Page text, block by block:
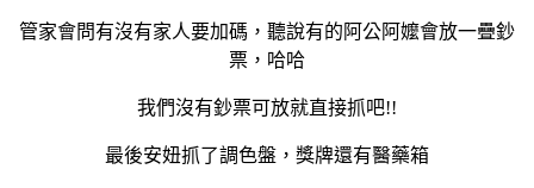
管家會問有沒有家人要加碼，聽說有的阿公阿嬤會放一疊鈔
票，哈哈
我們沒有鈔票可放就直接抓吧!!
最後安妞抓了調色盤，獎牌還有醫藥箱